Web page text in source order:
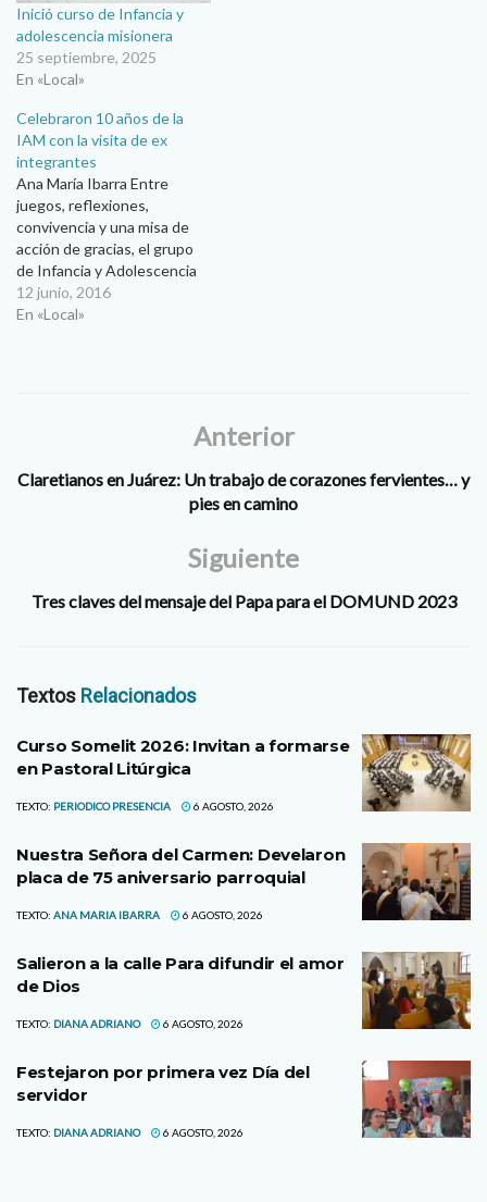
Inició curso de Infancia y
adolescencia misionera
25 septiembre, 2025
En «Local»
Celebraron 10 años de la
IAM con la visita de ex
integrantes
Ana María Ibarra Entre
juegos, reflexiones,
convivencia y una misa de
acción de gracias, el grupo
de Infancia y Adolescencia
Misionera de la parroquia El
Señor de la Misericordia
12 junio, 2016
En «Local»
Anterior
Claretianos en Juárez: Un trabajo de corazones fervientes… y
pies en camino
Siguiente
Tres claves del mensaje del Papa para el DOMUND 2023
Textos Relacionados
Curso Somelit 2026: Invitan a formarse
en Pastoral Litúrgica
TEXTO: PERIODICO PRESENCIA 6 AGOSTO, 2026
Nuestra Señora del Carmen: Develaron
placa de 75 aniversario parroquial
TEXTO: ANA MARIA IBARRA 6 AGOSTO, 2026
Salieron a la calle Para difundir el amor
de Dios
TEXTO: DIANA ADRIANO 6 AGOSTO, 2026
Festejaron por primera vez Día del
servidor
TEXTO: DIANA ADRIANO 6 AGOSTO, 2026